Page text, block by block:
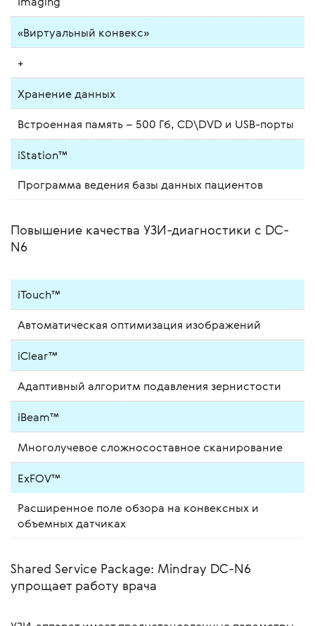
«Виртуальный конвекс»
+
Хранение данных
Встроенная память – 500 Гб, CD\DVD и USB-порты
iStation™
Программа ведения базы данных пациентов
Повышение качества УЗИ-диагностики с DC-
N6
iTouch™
Автоматическая оптимизация изображений
iClear™
Адаптивный алгоритм подавления зернистости
iBeam™
Многолучевое сложносоставное сканирование
ExFOV™
Расширенное поле обзора на конвексных и
объемных датчиках
Shared Service Package: Mindray DC-N6
упрощает работу врача